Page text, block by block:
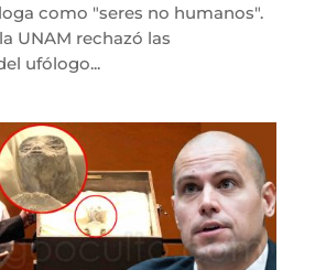
como "seres no humanos".
UNAM rechazó las
ufólogo...